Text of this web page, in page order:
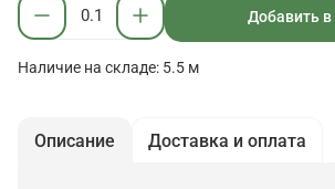
Добавить в
Наличие на складе: 5.5 м
Описание Доставка и оплата